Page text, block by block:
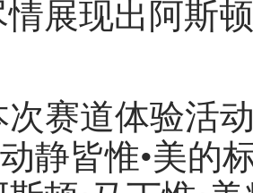
展现出阿斯
赛道体验活
静皆惟•美的